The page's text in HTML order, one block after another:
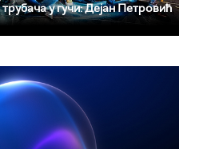
у гучи: Дејан Петровић